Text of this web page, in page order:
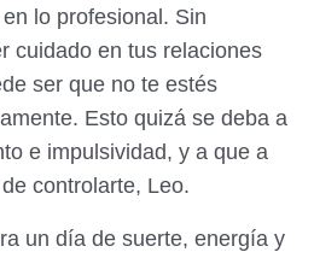
lo profesional. Sin
cuidado en tus relaciones
ser que no te estés
Esto quizá se deba a
e impulsividad, y a que a
controlarte, Leo.
un día de suerte, energía y